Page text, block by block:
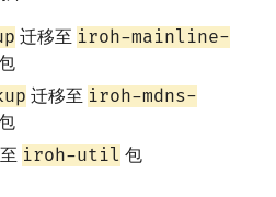
迁移至 iroh-mainline-
迁移至 iroh-mdns-
iroh-util 包